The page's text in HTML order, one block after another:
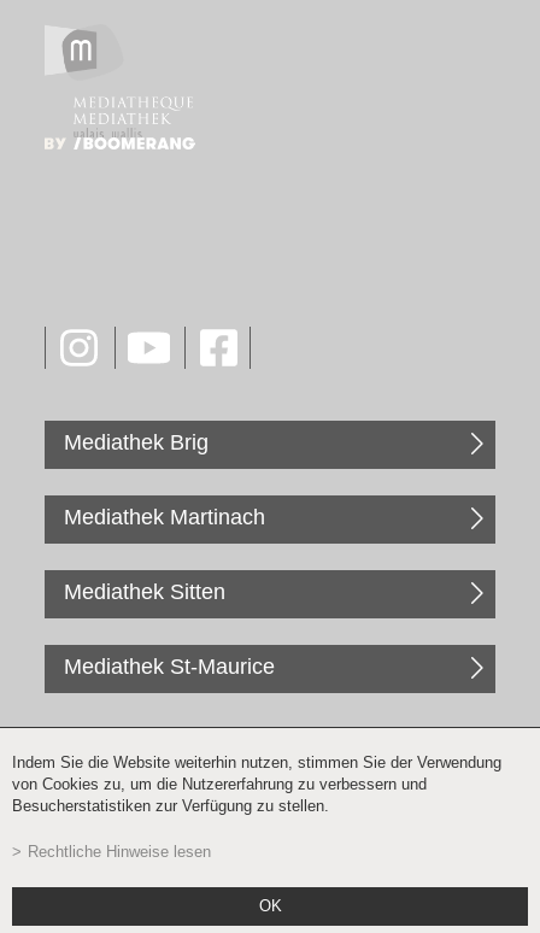
Mediathek Brig
Mediathek Martinach
Mediathek Sitten
Mediathek St-Maurice
Indem Sie die Website weiterhin nutzen, stimmen Sie der Verwendung
von Cookies zu, um die Nutzererfahrung zu verbessern und
Besucherstatistiken zur Verfügung zu stellen.
Rechtliche Hinweise lesen
OK